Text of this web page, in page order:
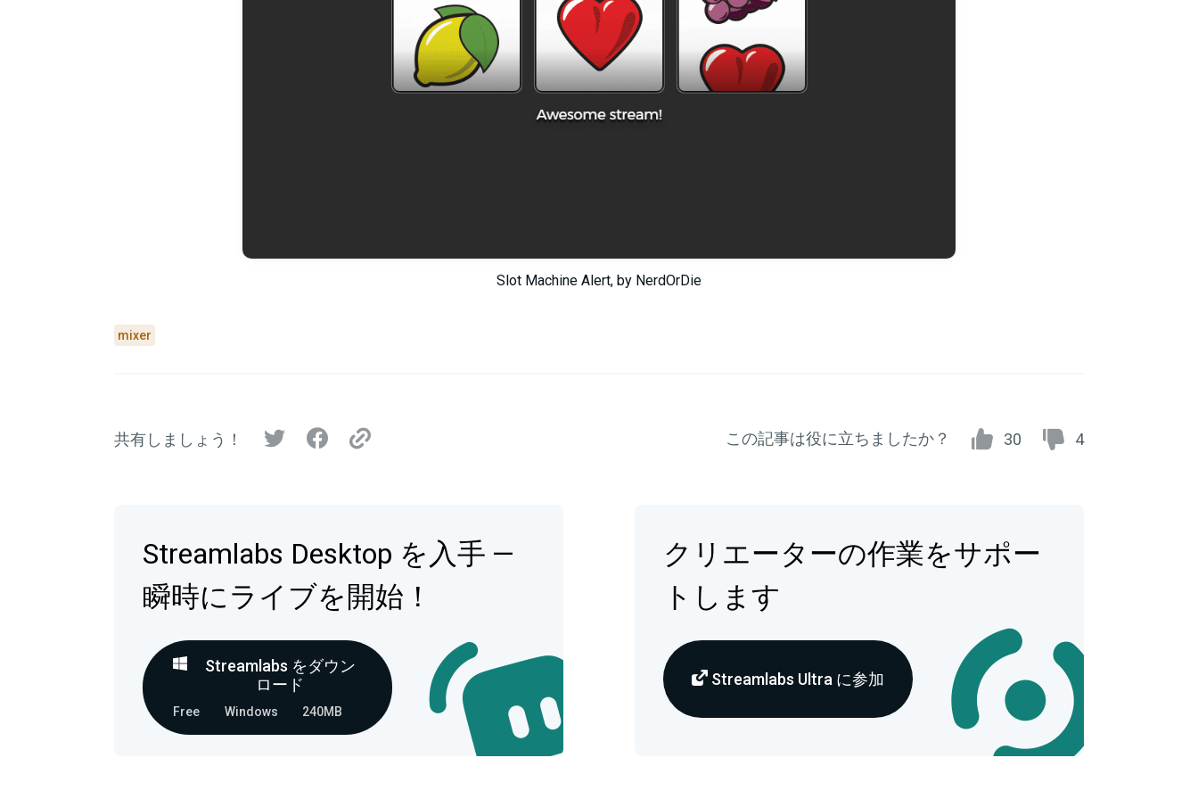
Slot Machine Alert, by NerdOrDie
mixer
共有しましょう！ この記事は役に立ちましたか？ 30 4
Streamlabs Desktop を入手 —
瞬時にライブを開始！
Streamlabs をダウン
ロード
Free Windows 240MB
クリエーターの作業をサポー
トします
Streamlabs Ultra に参加